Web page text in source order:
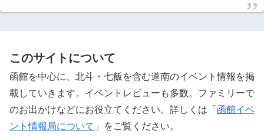
このサイトについて
函館を中心に、北斗・七飯を含む道南のイベント情報を掲
載していきます。イベントレビューも多数。ファミリーで
のお出かけなどにお役立てください。詳しくは「 函館イベ
ント情報局について 」をご覧ください。 ‎